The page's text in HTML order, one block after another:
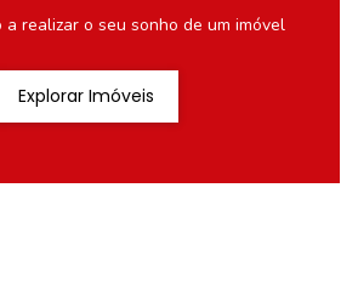
a realizar o seu sonho de um imóvel
Explorar Imóveis